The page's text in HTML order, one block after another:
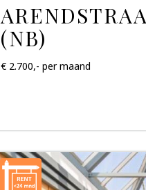
(NB)
€ 2.700,- per maand